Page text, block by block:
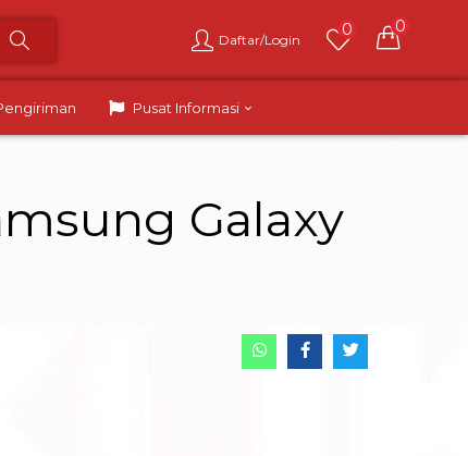
Daftar/Login
0 0
Pusat Informasi
Galaxy